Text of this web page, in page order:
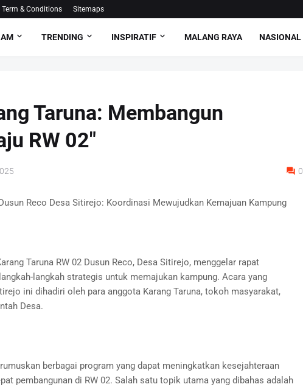
Term & Conditions Sitemaps
TRENDING INSPIRATIF MALANG RAYA NASIONAL
Taruna: Membangun
RW 02"
0
Reco Desa Sitirejo: Koordinasi Mewujudkan Kemajuan Kampung
Taruna RW 02 Dusun Reco, Desa Sitirejo, menggelar rapat
langkah strategis untuk memajukan kampung. Acara yang
ini dihadiri oleh para anggota Karang Taruna, tokoh masyarakat,
Desa.
berbagai program yang dapat meningkatkan kesejahteraan
pembangunan di RW 02. Salah satu topik utama yang dibahas adalah